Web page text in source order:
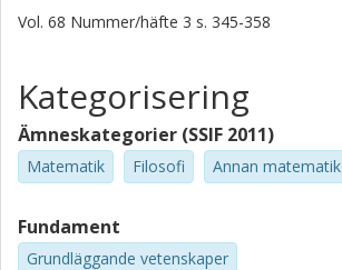
Vol. 68 Nummer/häfte 3 s. 345-358
Kategorisering
Ämneskategorier (SSIF 2011)
Matematik Filosofi Annan matematik
Fundament
Grundläggande vetenskaper